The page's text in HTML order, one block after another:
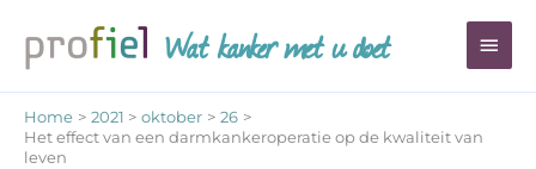
naar
inhoud
Wat kanker met u doet
Home 2021 oktober
26
Het effect van een darmkankeroperatie op de kwaliteit van
leven